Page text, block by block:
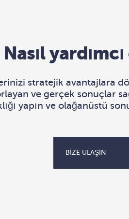
Nasıl
stratejik avantajlara
ve gerçek sonuçlar
yapın ve olağanüstü
BIZE ULAŞIN